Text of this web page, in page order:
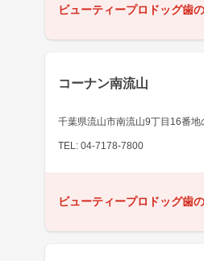
ビューティープロドッグ歯
コーナン南流山
千葉県流山市南流山9丁目16番地
TEL: 04-7178-7800
ビューティープロドッグ歯